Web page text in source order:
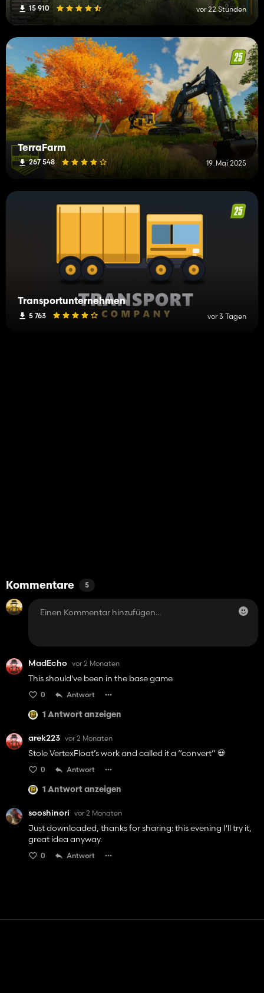
15 910 vor 22 Stunden
TerraFarm
267 548 19. Mai 2025
Transportunternehmen
5 763 vor 3 Tagen
Kommentare 5
MadEcho vor 2 Monaten
This should've been in the base game
0 Antwort
1 Antwort anzeigen
arek223 vor 2 Monaten
Stole VertexFloat’s work and called it a “convert” 💀
0 Antwort
1 Antwort anzeigen
sooshinori vor 2 Monaten
Just downloaded, thanks for sharing: this evening I'll try it,
great idea anyway.
0 Antwort